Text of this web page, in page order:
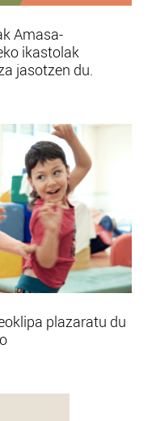
Amasa-
ikastolak
jasotzen du.
plazaratu du